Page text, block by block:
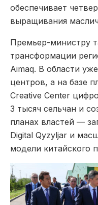
обеспечивает
выращивания
Премьер-министру
трансформации
Aimaq. В области
центров, а на базе
Creative Center
3 тысяч сельчан и
планах властей —
Digital Qyzyljar и
модели китайского